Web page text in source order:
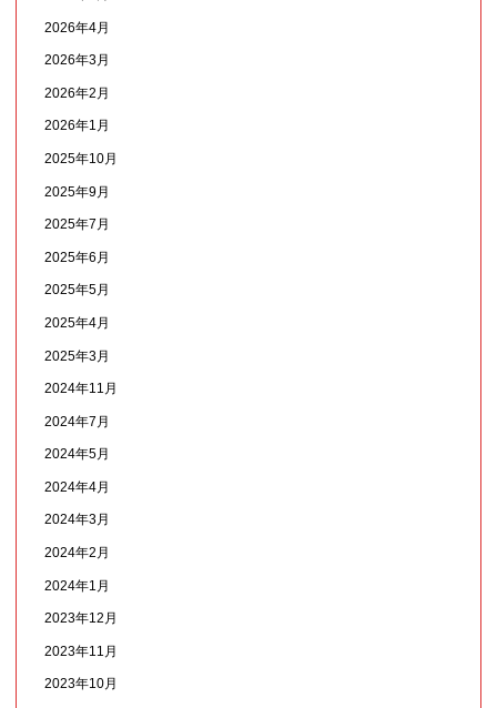
2026年4月
2026年3月
2026年2月
2026年1月
2025年10月
2025年9月
2025年7月
2025年6月
2025年5月
2025年4月
2025年3月
2024年11月
2024年7月
2024年5月
2024年4月
2024年3月
2024年2月
2024年1月
2023年12月
2023年11月
2023年10月